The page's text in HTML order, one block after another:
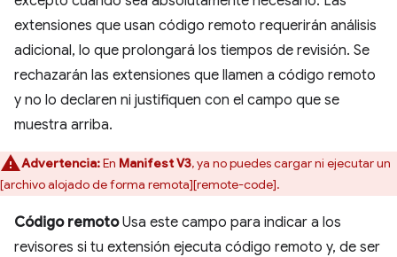
extensiones que usan código remoto requerirán análisis
adicional, lo que prolongará los tiempos de revisión. Se
rechazarán las extensiones que llamen a código remoto
y no lo declaren ni justifiquen con el campo que se
muestra arriba.
Advertencia:En Manifest V3, ya no puedes cargar ni ejecutar un
[archivo alojado de forma remota][remote-code].
Código remotoUsa este campo para indicar a los
revisores si tu extensión ejecuta código remoto y, de ser